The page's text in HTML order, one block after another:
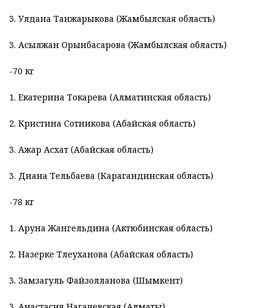
3. Улдана Танжарыкова (Жамбылская область)
3. Асылжан Орынбасарова (Жамбылская область)
-70 кг
1. Екатерина Токарева (Алматинская область)
2. Кристина Сотникова (Абайская область)
3. Ажар Асхат (Абайская область)
3. Диана Тельбаева (Карагандинская область)
-78 кг
1. Аруна Жангельдина (Актюбинская область)
2. Назерке Тлеуханова (Абайская область)
3. Замзагуль Файзолланова (Шымкент)